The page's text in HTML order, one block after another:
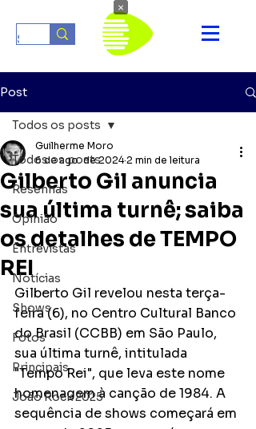
Post
Todos os posts
Resenhas
Opinião
Entrevistas
Notícias
Shows
Fotos
Principais
João Rock 2025
Todos os posts
Gilberto Gil anuncia
sua última turnê; saiba
os detalhes de TEMPO
REI
Guilherme Moro
6 de ago. de 2024 2 min de leitura
Gilberto Gil revelou nesta terça-
feira (6), no Centro Cultural Banco
do Brasil (CCBB) em São Paulo,
sua última turnê, intitulada
"Tempo Rei", que leva este nome
homenagem à canção de 1984. A
sequência de shows começará em
×